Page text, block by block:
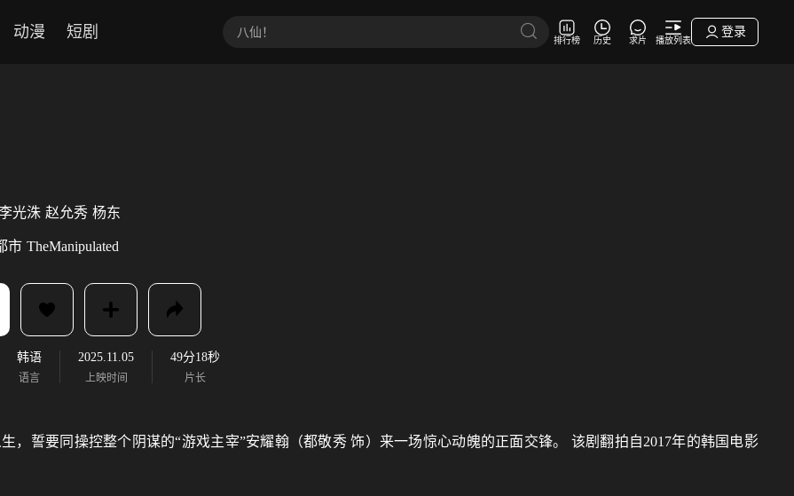
动漫 短剧 排行榜 历史 求片 播放列表
登录
光洙 赵允秀 杨东
市 TheManipulated
韩语
语言
2025.11.05
上映时间
49分18秒
片长
，誓要同操控整个阴谋的“游戏主宰”安耀翰（都敬秀 饰）来一场惊心动魄的正面交锋。 该剧翻拍自2017年的韩国电影